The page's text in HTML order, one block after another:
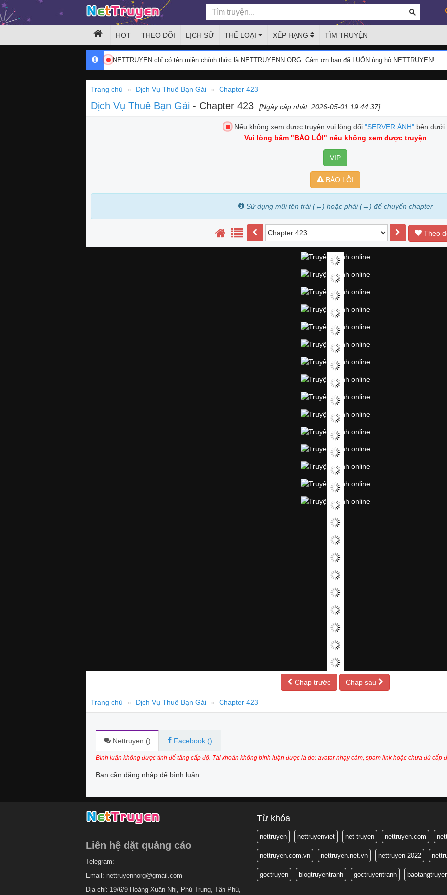
HOT THEO DÕI LỊCH SỬ THỂ LOẠI XẾP HẠNG TÌM TRUYỆN
NETTRUYEN chỉ có tên miền chính thức là NETTRUYENN.ORG. Cảm ơn bạn đã LUÔN ủng hộ NETTRUYEN!
Trang chủ Dịch Vụ Thuê Bạn Gái Chapter 423
Dịch Vụ Thuê Bạn Gái - Chapter 423 [Ngày cập nhật: 2026-05-01 19:44:37]
Nếu không xem được truyện vui lòng đổi "SERVER ẢNH" bên dưới
Vui lòng bấm "BÁO LỖI" nếu không xem được truyện
VIP
BÁO LỖI
Sử dụng mũi tên trái (←) hoặc phải (→) để chuyển chapter
Theo
Chap trước Chap sau
Trang chủ Dịch Vụ Thuê Bạn Gái Chapter 423
Nettruyen () Facebook ()
Bình luận không được tính để tăng cấp độ. Tài khoản không bình luận được là do: avatar nhạy cảm, spam link hoặc chưa đủ cấp
Bạn cần đăng nhập để bình luận
Liên hệ dặt quảng cáo
Telegram:
Email: nettruyennorg@gmail.com
Địa chỉ: 19/6/9 Hoàng Xuân Nhị, Phú Trung, Tân Phú,
Từ khóa
nettruyen nettruyenviet net truyen nettruyen.com
nettruyen.com.vn nettruyen.net.vn nettruyen 2022
goctruyen blogtruyentranh goctruyentranh